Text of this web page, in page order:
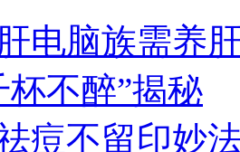
电脑族需养
杯不醉”揭秘
痘不留印妙